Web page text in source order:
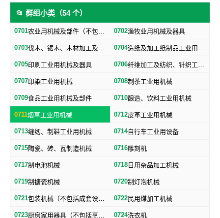
📂 群组小类（54 个）
0701 农业用机械及部件（不包括小农具） 0702渔牧业用机械及器具
0703 伐木、锯木、木材加工及火柴生产用机械及器具 0704 造纸及加工纸制品工业用机械及器具
0705印刷工业用机械及器具 0706 纤维加工及纺织、针织工业用机械及部件
0707印染工业用机械 0708制茶工业用机械
0709食品工业用机械及部件 0710酿造、饮料工业用机械
0711烟草工业用机械 0712皮革工业用机械
0713缝纫、制鞋工业用机械 0714自行车工业用设备
0715陶瓷、砖、瓦制造机械 0716雕刻机
0717制电池机械 0718 日用杂品加工机械
0719制搪瓷机械 0720制灯泡机械
0721 包装机械（不包括成套设备专用包装机械） 0722民用煤加工机械
0723 厨房家用器具（不包括烹调、电气加热设备及厨房手工具） 0724洗衣机